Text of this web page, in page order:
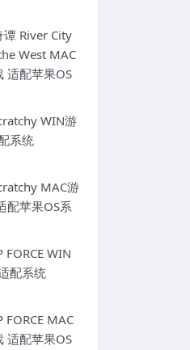
River City
West MAC
适配苹果OS
WIN游
系统
MAC游
配苹果OS系
FORCE WIN
配系统
FORCE MAC
适配苹果OS